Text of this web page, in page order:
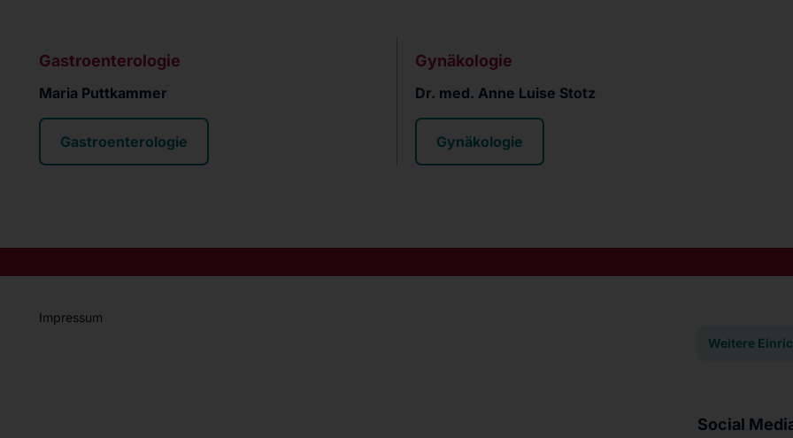
Gastroenterologie
Maria Puttkammer
Gastroenterologie
Gynäkologie
Dr. med. Anne Luise Stotz
Gynäkologie
Impressum
Weitere
Social